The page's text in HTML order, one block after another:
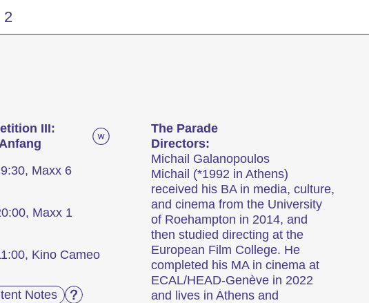
III:
Maxx 6
Maxx 1
Kino Cameo
Notes
The Parade
Directors:
Michail Galanopoulos
Michail (*1992 in Athens)
received his BA in media, culture,
and cinema from the University
of Roehampton in 2014, and
then studied directing at the
European Film College. He
completed his MA in cinema at
ECAL/HEAD-Genève in 2022
and lives in Athens and